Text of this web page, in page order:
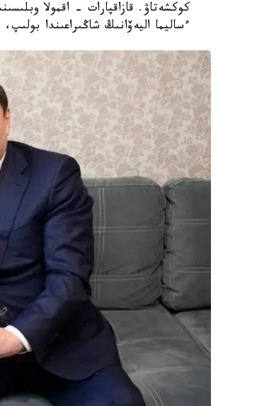
كوكشەتاۋ. قازاقپارات - اقمولا
ءساليما اليەۆانىڭ شاڭىراعىندا